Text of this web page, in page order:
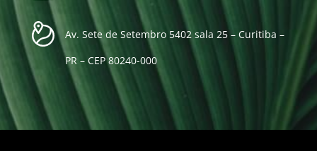
Av. Sete de Setembro 5402 sala 25 – Curitiba –
PR – CEP 80240-000